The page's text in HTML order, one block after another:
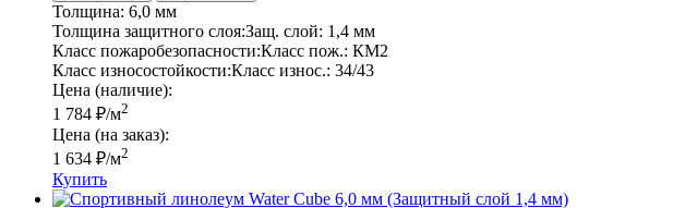
Толщина: 6,0 мм
Толщина защитного слоя:Защ. слой: 1,4 мм
Класс пожаробезопасности:Класс пож.: КМ2
Класс износостойкости:Класс износ.: 34/43
Цена (наличие):
1 784 ₽/м2
Цена (на заказ):
1 634 ₽/м2
Купить